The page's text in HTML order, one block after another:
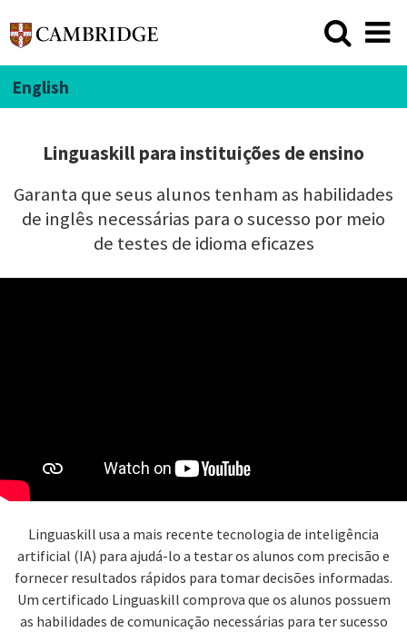
English
Linguaskill para instituições de ensino
Garanta que seus alunos tenham as habilidades
de inglês necessárias para o sucesso por meio
de testes de idioma eficazes
Linguaskill usa a mais recente tecnologia de inteligência
artificial (IA) para ajudá-lo a testar os alunos com precisão e
fornecer resultados rápidos para tomar decisões informadas.
Um certificado Linguaskill comprova que os alunos possuem
as habilidades de comunicação necessárias para ter sucesso